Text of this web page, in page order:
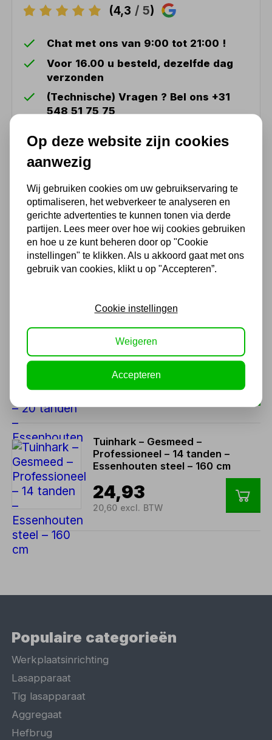
(4,3 / 5)
Chat met ons van 9:00 tot 21:00 !
Voor 16.00 u besteld, dezelfde dag
verzonden
(Technische) Vragen ? Bel ons +31
548 51 75 75
Twents familiebedrijf sinds 1992 !
Ook handig
Bladhark – Nylon – 21 tanden
– Essenhouten steel – 150
cm
18,94
Gesmeed – 20 tanden –
Essenhouten steel – 140 cm
38,12
Tuinhark – Gesmeed –
Professioneel – 14 tanden –
Essenhouten steel – 160 cm
24,93
20,60 excl. BTW
Populaire categorieën
Werkplaatsinrichting
Lasapparaat
Tig lasapparaat
Aggregaat
Hefbrug
Op deze website zijn cookies
aanwezig
Wij gebruiken cookies om uw gebruikservaring te
optimaliseren, het webverkeer te analyseren en
gerichte advertenties te kunnen tonen via derde
partijen. Lees meer over hoe wij cookies gebruiken
en hoe u ze kunt beheren door op "Cookie
instellingen" te klikken. Als u akkoord gaat met ons
gebruik van cookies, klikt u op "Accepteren”.
Cookie instellingen
Weigeren
Accepteren